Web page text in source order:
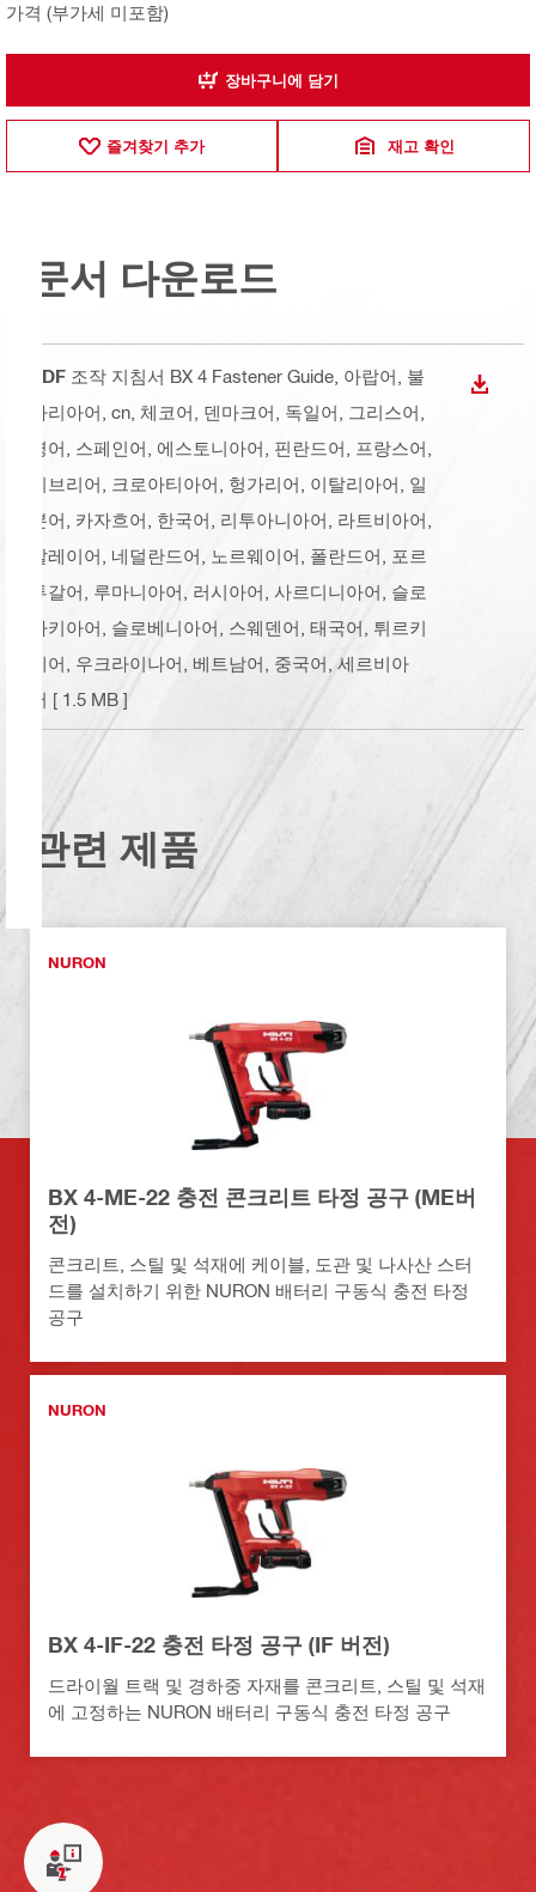
가격 (부가세 미포함)
장바구니에 담기
즐겨찾기 추가 재고 확인
문서 다운로드
PDF 조작 지침서 BX 4 Fastener Guide , 아랍어, 불
가리아어, cn, 체코어, 덴마크어, 독일어, 그리스어,
영어, 스페인어, 에스토니아어, 핀란드어, 프랑스어,
히브리어, 크로아티아어, 헝가리어, 이탈리아어, 일
본어, 카자흐어, 한국어, 리투아니아어, 라트비아어,
말레이어, 네덜란드어, 노르웨이어, 폴란드어, 포르
투갈어, 루마니아어, 러시아어, 사르디니아어, 슬로
바키아어, 슬로베니아어, 스웨덴어, 태국어, 튀르키
예어, 우크라이나어, 베트남어, 중국어, 세르비아
어 [ 1.5 MB ]
다운로
관련 제품
NURON
BX 4-ME-22 충전 콘크리트 타정 공구 (ME버
전)
콘크리트, 스틸 및 석재에 케이블, 도관 및 나사산 스터
드를 설치하기 위한 NURON 배터리 구동식 충전 타정
공구
NURON
BX 4-IF-22 충전 타정 공구 (IF 버전)
드라이월 트랙 및 경하중 자재를 콘크리트, 스틸 및 석재
에 고정하는 NURON 배터리 구동식 충전 타정 공구